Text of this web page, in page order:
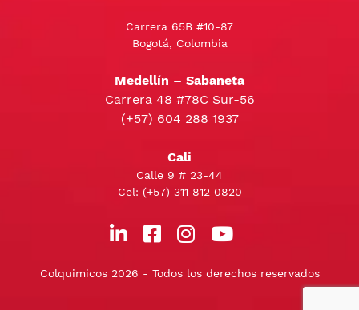
Carrera 65B #10-87
Bogotá, Colombia
Medellín – Sabaneta
Carrera 48 #78C Sur-56
(+57) 604 288 1937
Cali
Calle 9 # 23-44
Cel: (+57) 311 812 0820
Colquimicos 2026 - Todos los derechos reservados